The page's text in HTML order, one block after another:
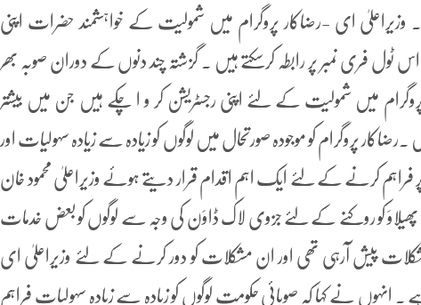
ای -رضاکار پروگرام میں شمولیت کے خواہشمند حضرات اپنی
فری نمبر پر رابطہ کرسکتے ہیں ۔ گزشتہ چند دنوں کے دوران صوبہ بھر
اس پروگرام میں شمولیت کے لئے اپنی رجسٹریشن کر و ا چکے ہیں جن میں بیشتر
پروگرام کو موجودہ صورتحال میں لوگوں کو زیادہ سے زیادہ سہولیات اور
کرنے کے لئے ایک اہم اقدام قرار دیتے ہوئے وزیراعلیٰ محمود خان
پھیلاوَ کو روکنے کے لئے جزوی لاک ڈاوَن کی وجہ سے لوگوں کو بعض خدمات
پیش آرہی تھی اور ان مشکلات کو دور کرنے کے لئے وزیراعلیٰ ای
ہے ۔ انہوں نے کہا کہ صوبائی حکومت لوگوں کو زیادہ سے زیادہ سہولیات فراہم